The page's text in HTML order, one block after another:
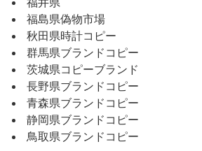
福井県
福島県偽物市場
秋田県時計コピー
群馬県ブランドコピー
茨城県コピーブランド
長野県ブランドコピー
青森県ブランドコピー
静岡県ブランドコピー
鳥取県ブランドコピー